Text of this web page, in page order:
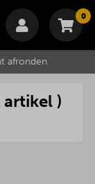
0
leeg.
€
Bestellen
afronden
artikel)